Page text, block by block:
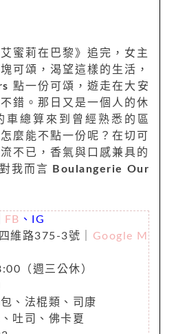
蜜莉在巴黎》追完，女主
可頌，渴望這樣的生活，
點一份可頌，遊走在大安
錯。那日又是一個人的休
車總算來到曾經熟悉的區
麼能不點一份呢？在切可
不已，香氣與口感兼具的
我而言
Boulangerie Our
FB 、
IG
維路375-3號
Google M
（週三公休）
、法棍類、司康
吐司、佛卡夏